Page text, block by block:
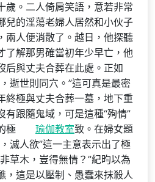
歲。二人倚肩笑語，意若非常
兒的淫蕩老婦人居然和小伙子
兩人便消散了。越日，他探聽
了解那男確當初年少早亡，他
后與丈夫合葬在此處。正如
逝世則同穴。”這可真是最密
終極與丈夫合葬一墓，地下重
有跟隨鬼域，可是這種“殉情”
極
瑜伽教室致。在婦女題
滅人欲”這一主意表示出了極
草木，豈得無情？”紀昀以為
，這是以壓制、愚蠢來抹殺人